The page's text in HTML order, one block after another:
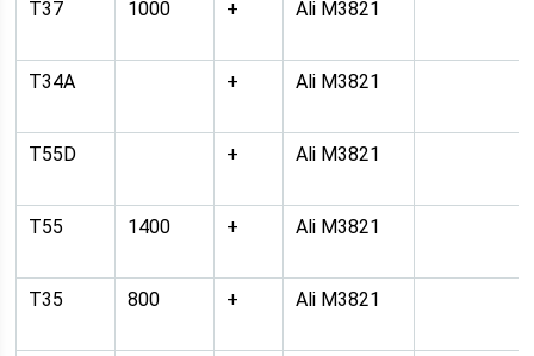
T37
1000 + Ali M3821
T34A + Ali M3821
T55D + Ali M3821
T55 1400 + Ali M3821
T35 800 + Ali M3821